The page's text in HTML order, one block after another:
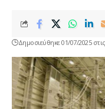
Δημοσιεύθηκε 01/07/2025